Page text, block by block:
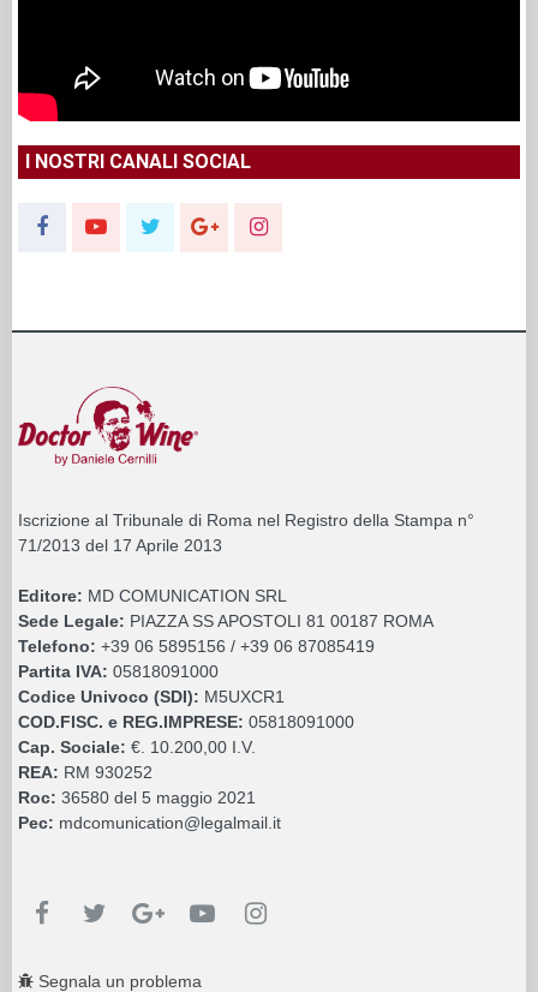
I NOSTRI CANALI SOCIAL
Iscrizione al Tribunale di Roma nel Registro della Stampa n°
71/2013 del 17 Aprile 2013
Editore: MD COMUNICATION SRL
Sede Legale: PIAZZA SS APOSTOLI 81 00187 ROMA
Telefono: +39 06 5895156 / +39 06 87085419
Partita IVA: 05818091000
Codice Univoco (SDI): M5UXCR1
COD.FISC. e REG.IMPRESE: 05818091000
Cap. Sociale: €. 10.200,00 I.V.
REA: RM 930252
Roc: 36580 del 5 maggio 2021
Pec: mdcomunication@legalmail.it
Segnala un problema